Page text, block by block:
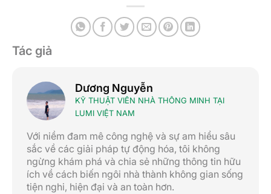
Tác giả
Dương Nguyễn
KỸ THUẬT VIÊN NHÀ THÔNG MINH TẠI
LUMI VIỆT NAM
Với niềm đam mê công nghệ và sự am hiểu sâu
sắc về các giải pháp tự động hóa, tôi không
ngừng khám phá và chia sẻ những thông tin hữu
ích về cách biến ngôi nhà thành không gian sống
tiện nghi, hiện đại và an toàn hơn.